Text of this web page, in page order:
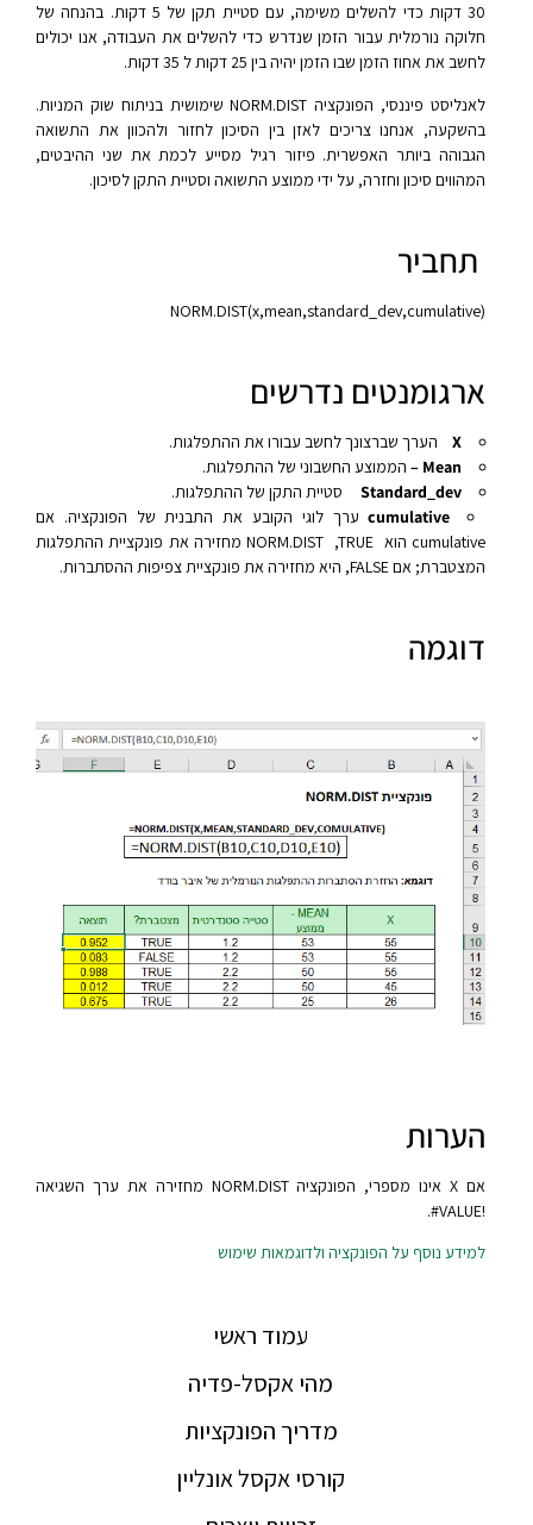
30 דקות כדי להשלים משימה, עם סטיית תקן של 5 דקות. בהנחה של
חלוקה נורמלית עבור הזמן שנדרש כדי להשלים את העבודה, אנו יכולים
לחשב את אחוז הזמן שבו הזמן יהיה בין 25 דקות ל 35 דקות.
לאנליסט פיננסי, הפונקציה NORM.DIST שימושית בניתוח שוק המניות.
בהשקעה, אנחנו צריכים לאזן בין הסיכון לחזור ולהכוון את התשואה
הגבוהה ביותר האפשרית. פיזור רגיל מסייע לכמת את שני ההיבטים,
המהווים סיכון וחזרה, על ידי ממוצע התשואה וסטיית התקן לסיכון.
תחביר
NORM.DIST(x,mean,standard_dev,cumulative)‎‎
ארגומנטים נדרשים
X הערך שברצונך לחשב עבורו את ההתפלגות.
Mean –
הממוצע החשבוני של ההתפלגות.
Standard_dev סטיית התקן של ההתפלגות.
cumulativeערך לוגי הקובע את התבנית של הפונקציה. אם
cumulative הוא NORM.DIST ,TRUE מחזירה את פונקציית ההתפלגות
המצטברת; אם FALSE, היא מחזירה את פונקציית צפיפות ההסתברות.
דוגמה
הערות
אם X אינו מספרי, הפונקציה NORM.DIST מחזירה את ערך השגיאה
‎#VALUE!‎.
למידע נוסף על הפונקציה ולדוגמאות שימוש
עמוד ראשי
מהי אקסל-פדיה
מדריך הפונקציות
קורסי אקסל אונליין